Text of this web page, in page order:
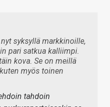
syksyllä markkinoille,
pari satkua kalliimpi.
kova. Se on meillä
myös toinen
tahdoin